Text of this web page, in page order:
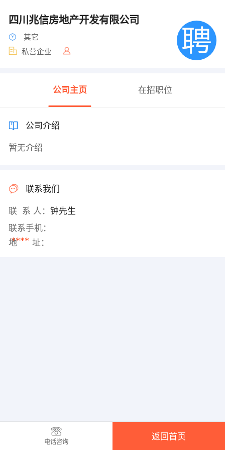
四川兆信房地产开发有限公司
其它
私营企业
公司主页 在招职位
公司介绍
暂无介绍
联系我们
联 系 人： 钟先生
联系手机：
****
地 址：
电话咨询
返回首页